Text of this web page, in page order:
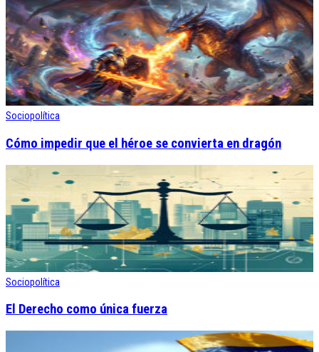
Sociopolítica
Cómo impedir que el héroe se convierta en dragón
Sociopolítica
El Derecho como única fuerza